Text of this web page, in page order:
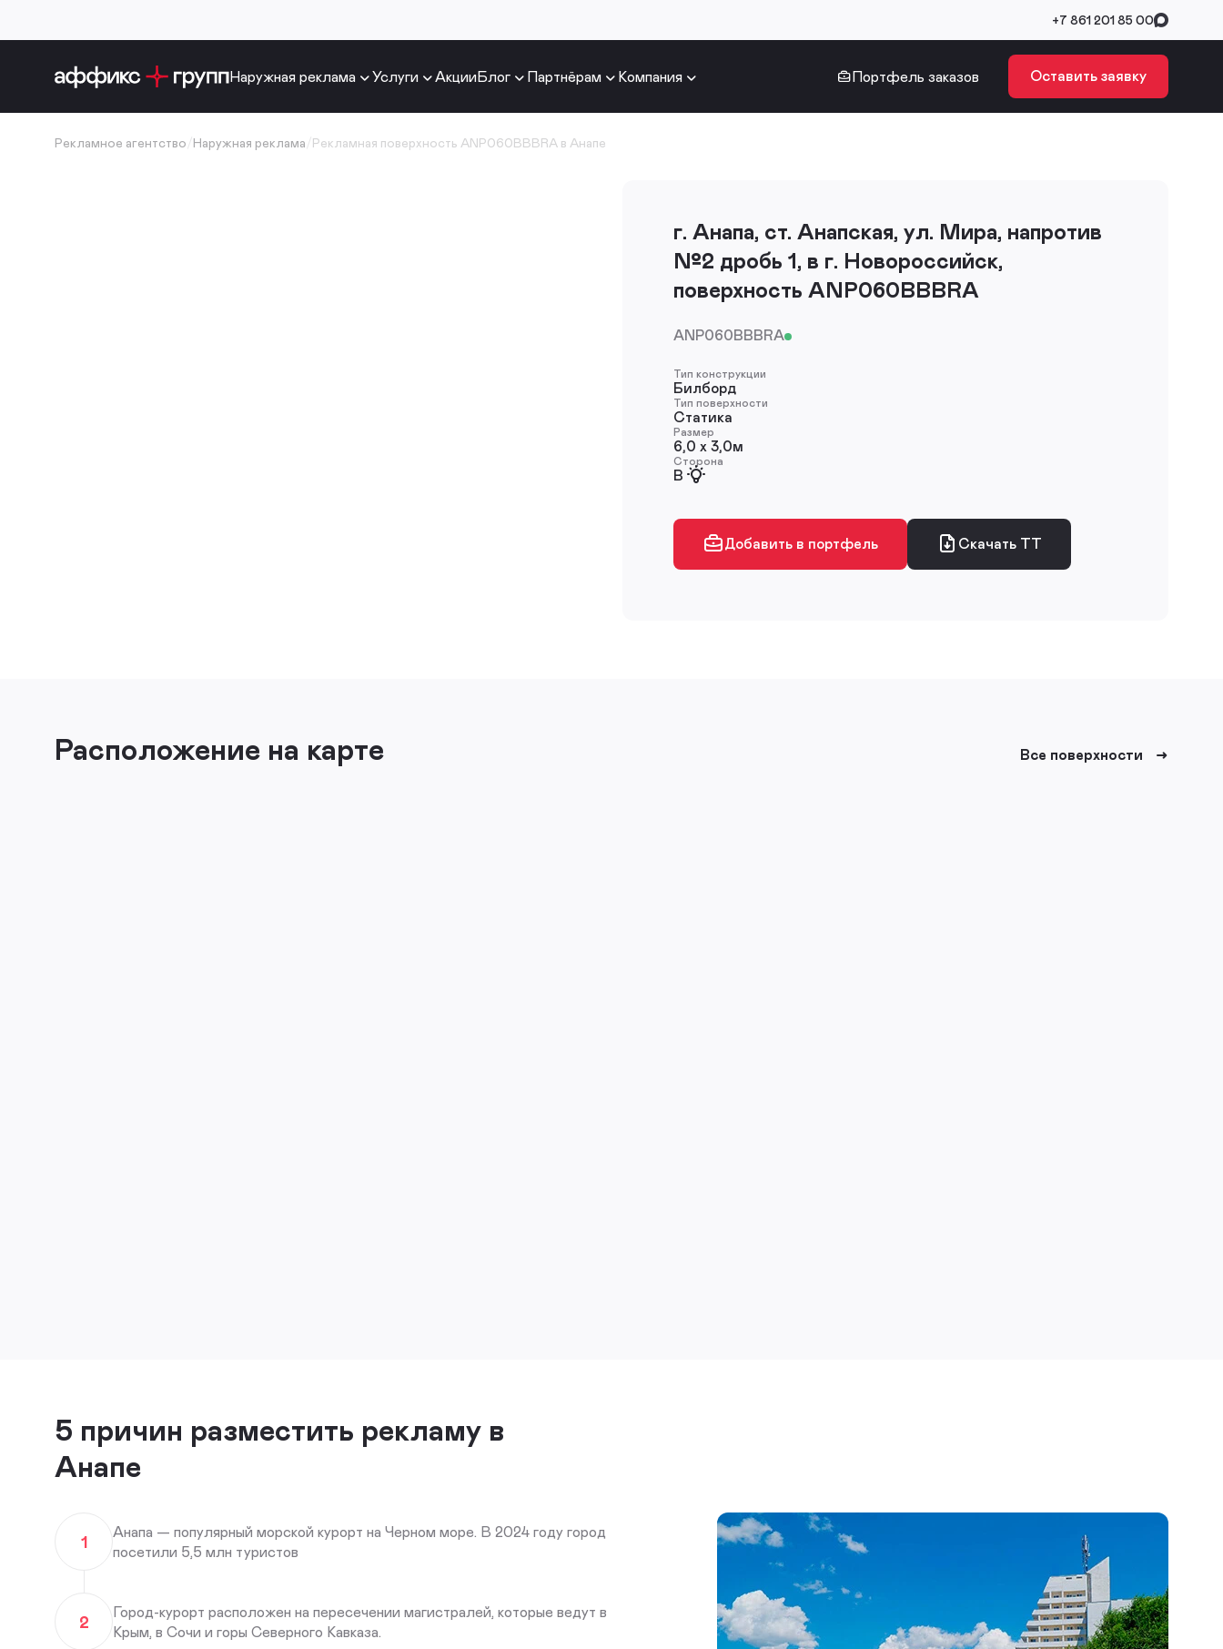
+7 861 201 85 00
Наружная реклама Услуги АкцииБлог Партнёрам Компания Портфель заказов Оставить заявку
Рекламное агентство Наружная реклама Рекламная поверхность ANP060BBBRA в Анапе
г. Анапа, ст. Анапская, ул. Мира, напротив
№2 дробь 1, в г. Новороссийск,
поверхность ANP060BBBRA
ANP060BBBRA
Тип конструкции
Билборд
Тип поверхности
Статика
Размер
6,0 х 3,0м
Сторона
B
Добавить в портфель Скачать ТТ
Расположение на карте Все поверхности
5 причин разместить рекламу в
Анапе
1
Анапа — популярный морской курорт на Черном море. В 2024 году город
посетили 5,5 млн туристов
2
Город-курорт расположен на пересечении магистралей, которые ведут в
Крым, в Сочи и горы Северного Кавказа.